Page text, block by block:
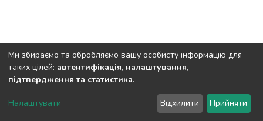
DSpace software copyright © 2002-2026 LYRASIS
Send Feedback
Ми збираємо та обробляємо вашу особисту інформацію для
таких цілей: автентифікація, налаштування,
підтвердження та статистика.
Налаштувати Відхилити Прийняти